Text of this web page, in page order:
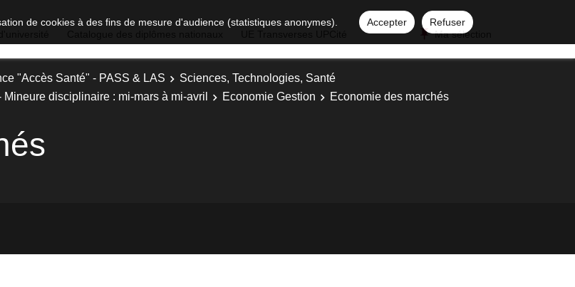
de cookies à des fins de mesure d'audience (statistiques anonymes). Accepter
Refuser
Ma sélection
"Accès Santé" - PASS & LAS
Sciences, Technologies, Santé
Mineure disciplinaire : mi-mars à mi-avril Economie Gestion Economie des marchés